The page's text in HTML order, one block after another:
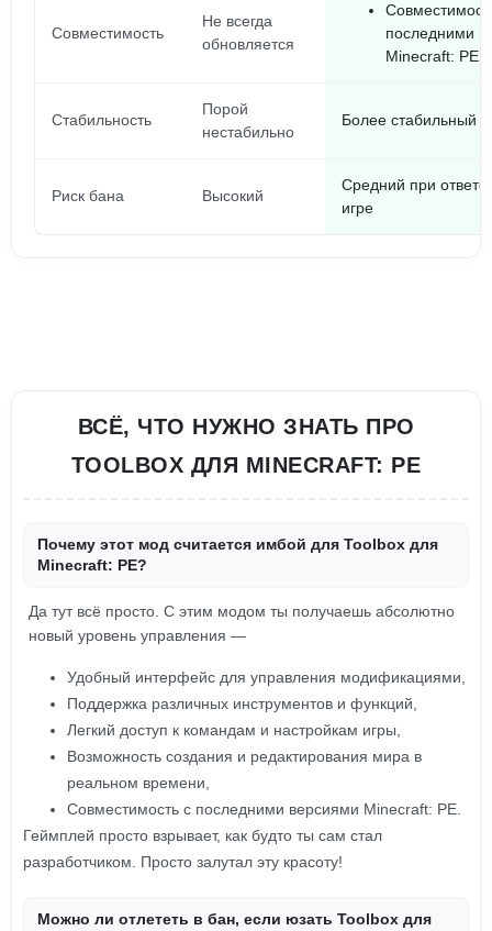
Совместимость
Не всегда
обновляется
последними
Minecraft: PE.
Стабильность
Порой
нестабильно
Более стабильный
Риск бана Высокий
Средний при
игре
ВСЁ, ЧТО НУЖНО ЗНАТЬ ПРО
TOOLBOX ДЛЯ MINECRAFT: PE
Почему этот мод считается имбой для Toolbox для
Minecraft: PE?
Да тут всё просто. С этим модом ты получаешь абсолютно
новый уровень управления —
Удобный интерфейс для управления модификациями,
Поддержка различных инструментов и функций,
Легкий доступ к командам и настройкам игры,
Возможность создания и редактирования мира в
реальном времени,
Совместимость с последними версиями Minecraft: PE.
Геймплей просто взрывает, как будто ты сам стал
разработчиком. Просто залутал эту красоту!
Можно ли отлететь в бан, если юзать Toolbox для